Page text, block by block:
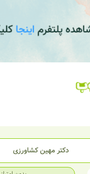
دکتر مهین کشاورزی